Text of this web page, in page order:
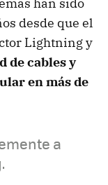
desde que el
Lightning y
de cables y
en más de
a